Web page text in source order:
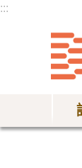
:::